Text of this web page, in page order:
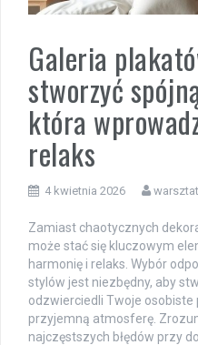
Galeria
stworzyć
która
relaks
4 kwietnia 2026
Zamiast chaotycznych
może stać się kluczowym
harmonię i relaks. Wybór
stylów jest niezbędny, aby
odzwierciedli Twoje
przyjemną atmosferę.
najczęstszych błędów przy